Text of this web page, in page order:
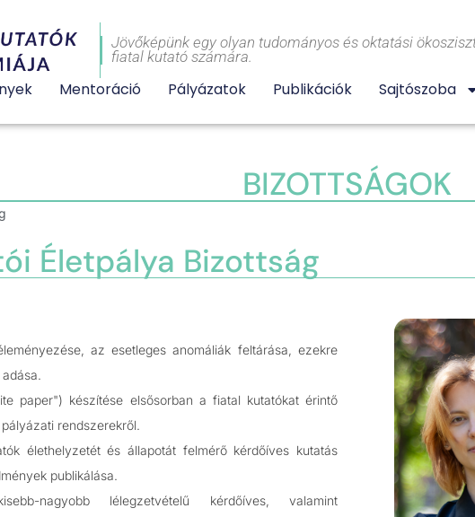
Jövőképünk egy olyan tudományos és oktatási
fiatal kutató számára.
Mentoráció Pályázatok Publikációk Sajtószoba
BIZOTTSÁGOK
Életpálya Bizottság
az esetleges anomáliák feltárása, ezekre
paper") készítése elsősorban a fiatal kutatókat érintő
rendszerekről.
élethelyzetét és állapotát felmérő kérdőíves kutatás
publikálása.
nagyobb lélegzetvételű kérdőíves, valamint